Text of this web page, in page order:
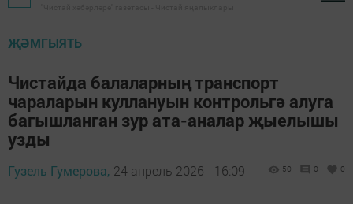
ҖӘМГЫЯТЬ
Чистайда балаларның транспорт
чараларын куллануын контрольгә алуга
багышланган зур ата-аналар җыелышы
узды
Гузель Гумерова, 24 апрель 2026 - 16:09 50 0 0